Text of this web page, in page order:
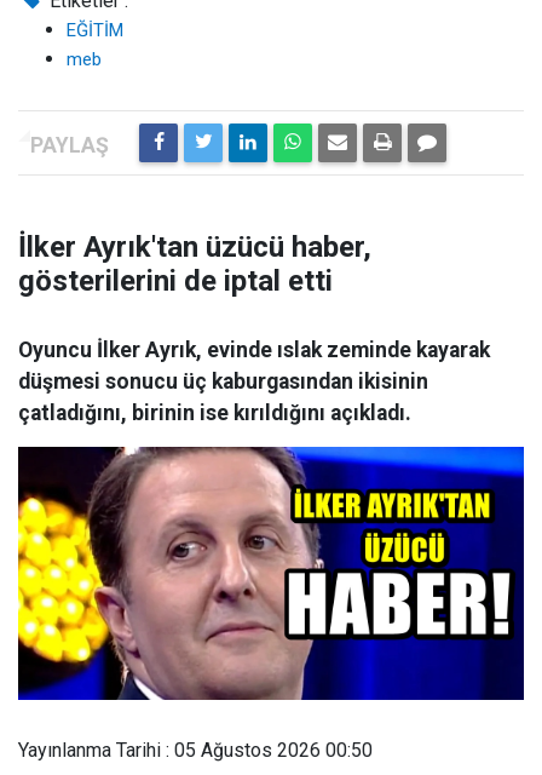
EĞİTİM
meb
İlker Ayrık'tan üzücü haber,
gösterilerini de iptal etti
Oyuncu İlker Ayrık, evinde ıslak zeminde kayarak
düşmesi sonucu üç kaburgasından ikisinin
çatladığını, birinin ise kırıldığını açıkladı.
Yayınlanma Tarihi : 05 Ağustos 2026 00:50